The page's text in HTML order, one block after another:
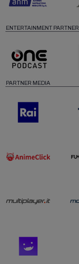
ENTERTAINMENT PARTNER
PARTNER MEDIA